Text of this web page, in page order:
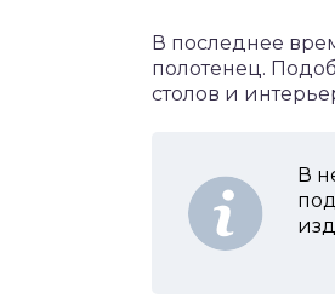
В последнее
полотенец.
столов и
В